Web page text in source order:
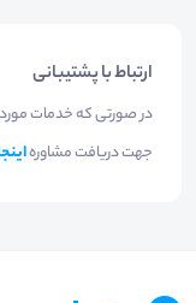
ارتباط با پشتیبانی
در صورتی که خدمات مورد
جهت دریافت مشاوره